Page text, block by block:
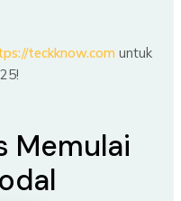
teckknow.com untuk
Memulai